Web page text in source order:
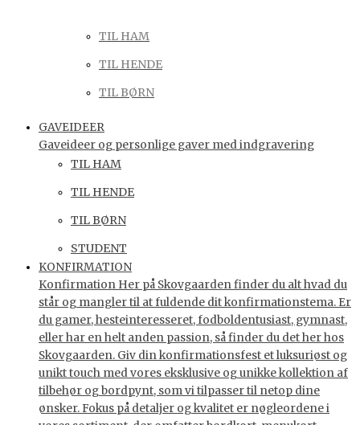
TIL HAM
TIL HENDE
TIL BØRN
GAVEIDEER
Gaveideer og personlige gaver med indgravering
TIL HAM
TIL HENDE
TIL BØRN
STUDENT
KONFIRMATION
Konfirmation Her på Skovgaarden finder du alt hvad du
står og mangler til at fuldende dit konfirmationstema. Er
du gamer, hesteinteresseret, fodboldentusiast, gymnast,
eller har en helt anden passion, så finder du det her hos
Skovgaarden. Giv din konfirmationsfest et luksuriøst og
unikt touch med vores eksklusive og unikke kollektion af
tilbehør og bordpynt, som vi tilpasser til netop dine
ønsker. Fokus på detaljer og kvalitet er nøgleordene i